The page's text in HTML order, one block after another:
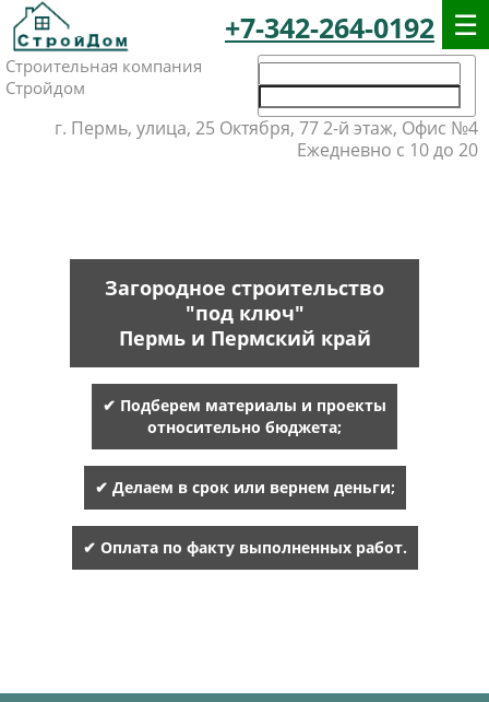
+7-342-264-0192
Строительная компания
Стройдом
г. Пермь, улица, 25 Октября, 77 2-й этаж, Офис №4
Ежедневно с 10 до 20
Загородное строительство
"под ключ"
Пермь и Пермский край
✔ Подберем материалы и проекты
относительно бюджета;
✔ Делаем в срок или вернем деньги;
✔ Оплата по факту выполненных работ.